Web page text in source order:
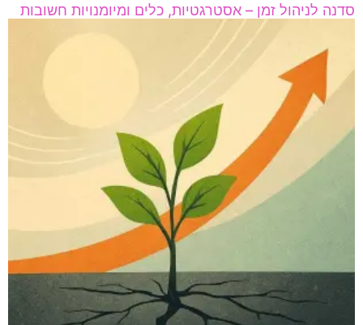
סדנה לניהול זמן – אסטרגטיות, כלים ומיומנויות חשובות